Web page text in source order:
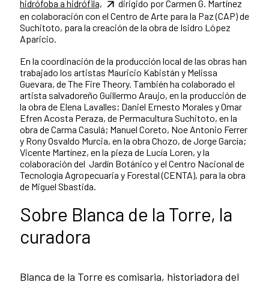
hidrófoba a hidrófila,
dirigido por Carmen G. Martínez
en colaboración con el Centro de Arte para la Paz (CAP) de
Suchitoto, para la creación de la obra de Isidro López
Aparicio.
En la coordinación de la producción local de las obras han
trabajado los artistas Mauricio Kabistán y Melissa
Guevara, de The Fire Theory. También ha colaborado el
artista salvadoreño Guillermo Araujo, en la producción de
la obra de Elena Lavalles; Daniel Ernesto Morales y Omar
Efren Acosta Peraza, de Permacultura Suchitoto, en la
obra de Carma Casulá; Manuel Coreto, Noe Antonio Ferrer
y Rony Osvaldo Murcia, en la obra Chozo, de Jorge García;
Vicente Martínez, en la pieza de Lucía Loren, y la
colaboración del Jardín Botánico y el Centro Nacional de
Tecnología Agropecuaria y Forestal (CENTA), para la obra
de Miguel Sbastida.
Sobre Blanca de la Torre, la
curadora
Blanca de la Torre es comisaria, historiadora del